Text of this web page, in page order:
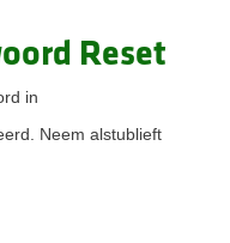
Reset
in
Neem alstublieft